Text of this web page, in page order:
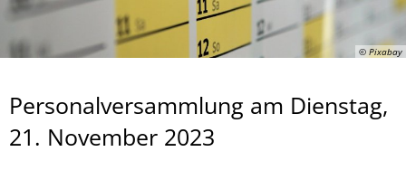
© Pixabay
Personalversammlung am Dienstag,
21. November 2023